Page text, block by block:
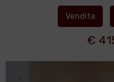
Vendita
€